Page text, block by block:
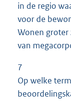
in de regio
voor de
Wonen groter
van
7
Op welke